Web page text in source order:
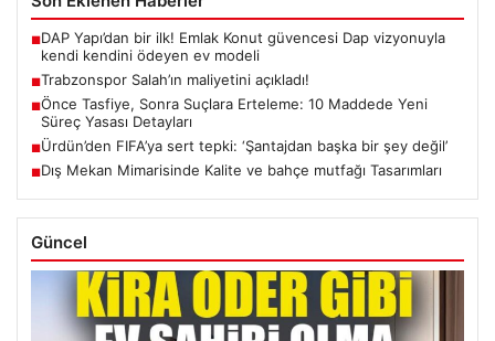
■DAP Yapı’dan bir ilk! Emlak Konut güvencesi Dap vizyonuyla
kendi kendini ödeyen ev modeli
■Trabzonspor Salah’ın maliyetini açıkladı!
■Önce Tasfiye, Sonra Suçlara Erteleme: 10 Maddede Yeni
Süreç Yasası Detayları
■Ürdün’den FIFA’ya sert tepki: ‘Şantajdan başka bir şey değil’
■Dış Mekan Mimarisinde Kalite ve bahçe mutfağı Tasarımları
Güncel